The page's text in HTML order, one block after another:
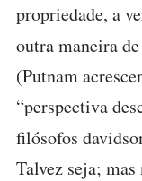
propriedade, a
outra maneira
(Putnam
“perspectiva
filósofos
Talvez seja; mas